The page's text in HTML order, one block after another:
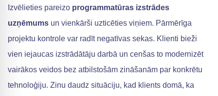
Izvēlieties pareizo programmatūras izstrādes
uzņēmums un vienkārši uzticēties viņiem. Pārmērīga
projektu kontrole var radīt negatīvas sekas. Klienti bieži
vien iejaucas izstrādātāju darbā un cenšas to modernizēt
vairākos veidos bez atbilstošām zināšanām par konkrētu
tehnoloģiju. Zinu daudz situāciju, kad klients domā, ka